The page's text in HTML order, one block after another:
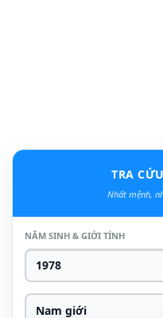
TRA
Nhất mệnh,
NĂM SINH & GIỚI TÍNH